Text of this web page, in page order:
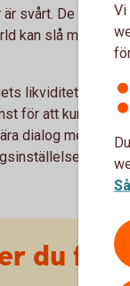
svårt. De
kan slå mot
likviditet och
för att kunna
dialog med
du
Vi